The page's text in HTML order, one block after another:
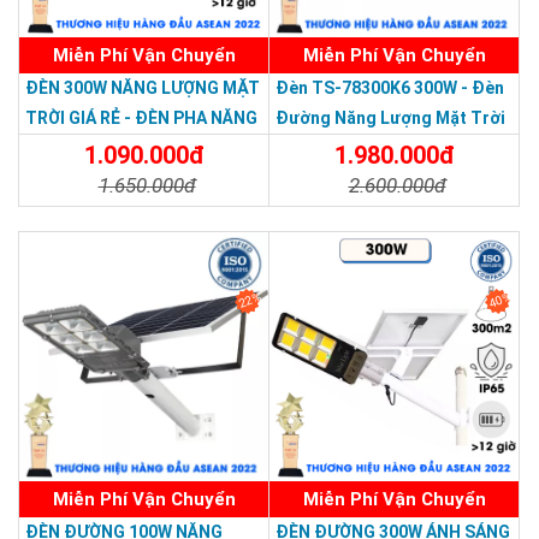
Thương hiệu dẫn đầu Việt Nam 2023
Miễn Phí Vận Chuyển
ĐÈN 300W NĂNG LƯỢNG MẶT
TRỜI GIÁ RẺ - ĐÈN PHA NĂNG
LƯỢNG MẶT TRỜI 300W MẪU
1.090.000đ
1.650.000đ
Miễn Phí Vận Chuyển
Đèn TS-78300K6 300W - Đèn
Đường Năng Lượng Mặt Trời
300W TS-78300K6 - Solar
Light 300W
1.980.000đ
2.600.000đ
22%
Miễn Phí Vận Chuyển
ĐÈN ĐƯỜNG 100W NĂNG
40%
Miễn Phí Vận Chuyển
ĐÈN ĐƯỜNG 300W ÁNH SÁNG